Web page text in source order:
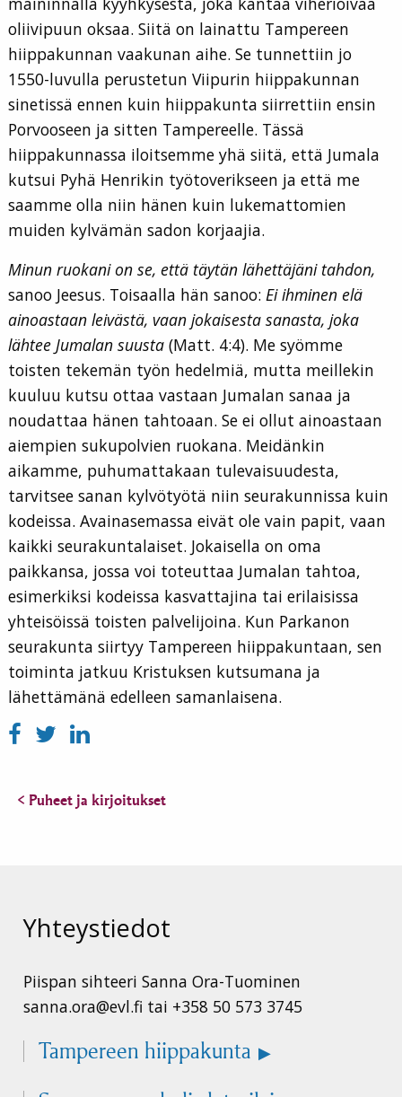
oliivipuun oksaa. Siitä on lainattu Tampereen
hiippakunnan vaakunan aihe. Se tunnettiin jo
1550-luvulla perustetun Viipurin hiippakunnan
sinetissä ennen kuin hiippakunta siirrettiin ensin
Porvooseen ja sitten Tampereelle. Tässä
hiippakunnassa iloitsemme yhä siitä, että Jumala
kutsui Pyhä Henrikin työtoverikseen ja että me
saamme olla niin hänen kuin lukemattomien
muiden kylvämän sadon korjaajia.
Minun ruokani on se, että täytän lähettäjäni tahdon,
sanoo Jeesus. Toisaalla hän sanoo: Ei ihminen elä
ainoastaan leivästä, vaan jokaisesta sanasta, joka
lähtee Jumalan suusta (Matt. 4:4). Me syömme
toisten tekemän työn hedelmiä, mutta meillekin
kuuluu kutsu ottaa vastaan Jumalan sanaa ja
noudattaa hänen tahtoaan. Se ei ollut ainoastaan
aiempien sukupolvien ruokana. Meidänkin
aikamme, puhumattakaan tulevaisuudesta,
tarvitsee sanan kylvötyötä niin seurakunnissa kuin
kodeissa. Avainasemassa eivät ole vain papit, vaan
kaikki seurakuntalaiset. Jokaisella on oma
paikkansa, jossa voi toteuttaa Jumalan tahtoa,
esimerkiksi kodeissa kasvattajina tai erilaisissa
yhteisöissä toisten palvelijoina. Kun Parkanon
seurakunta siirtyy Tampereen hiippakuntaan, sen
toiminta jatkuu Kristuksen kutsumana ja
lähettämänä edelleen samanlaisena.
< Puheet ja kirjoitukset
Yhteystiedot
Piispan sihteeri Sanna Ora-Tuominen
sanna.ora@evl.fi tai +358 50 573 3745
Tampereen hiippakunta